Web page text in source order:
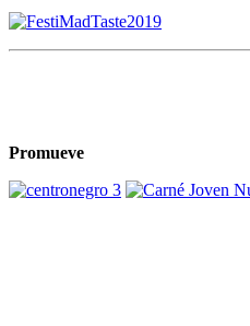
Promueve